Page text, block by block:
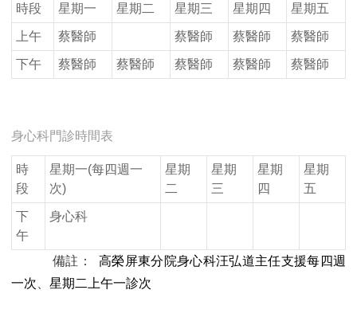
時段 星期一 星期二 星期三 星期四 星期五
上午 蔡醫師 蔡醫師 蔡醫師 蔡醫師
下午 蔡醫師 蔡醫師 蔡醫師 蔡醫師 蔡醫師
時
段
星期一(每四週一
次)
星期
二
星期
三
星期
四
星期
五
身心科門診時間表
下
午
身心科
備註： 高榮屏東分院身心科汪弘道主任支援每四週
一次
星期二上午一診次